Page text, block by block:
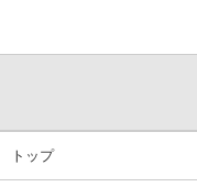
トップ